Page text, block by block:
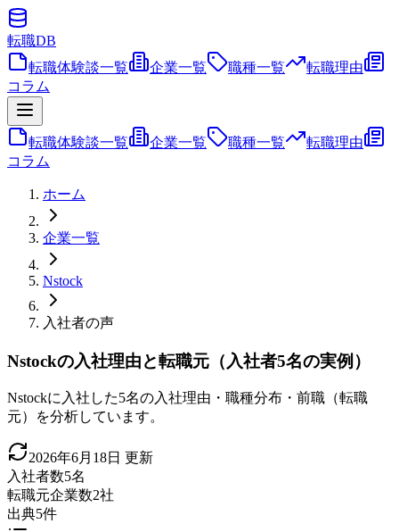
転職DB
転職体験談一覧
企業一覧 職種一覧
転職理由
コラム
転職体験談一覧 企業一覧 職種一覧
転職理由
コラム
ホーム
企業一覧
Nstock
入社者の声
Nstockの入社理由と転職元（入社者5名の実例）
Nstockに入社した5名の入社理由・職種分布・前職（転職
元）を分析しています。
2026年6月18日 更新
入社者数5名
転職元企業数2社
出典5件